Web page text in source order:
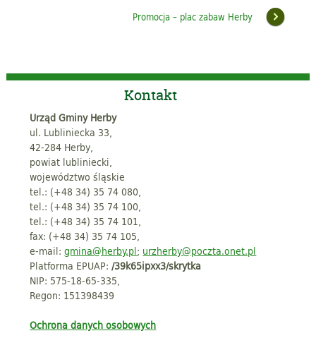
Promocja – plac zabaw Herby
Kontakt
Urząd Gminy Herby
ul. Lubliniecka 33,
42-284 Herby,
powiat lubliniecki,
województwo śląskie
tel.: (+48 34) 35 74 080,
tel.: (+48 34) 35 74 100,
tel.: (+48 34) 35 74 101,
fax: (+48 34) 35 74 105,
e-mail:gmina@herby.pl; urzherby@poczta.onet.pl
Platforma EPUAP:/39k65ipxx3/skrytka
NIP: 575-18-65-335,
Regon: 151398439
Ochrona danych osobowych